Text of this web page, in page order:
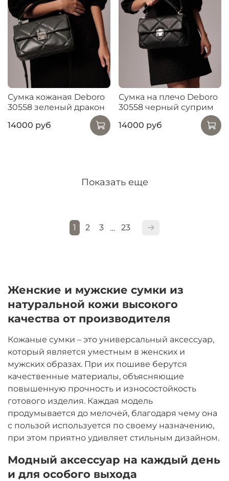
Сумка кожаная Deboro
30558 зеленый дракон
14000 руб
Сумка на плечо Deboro
30558 черный суприм
14000 руб
Показать еще
1 2 3 … 23
Женские и мужские сумки из
натуральной кожи высокого
качества от производителя
Кожаные сумки – это универсальный аксессуар,
который является уместным в женских и
мужских образах. При их пошиве берутся
качественные материалы, объясняющие
повышенную прочность и износостойкость
готового изделия. Каждая модель
продумывается до мелочей, благодаря чему она
с пользой используется по своему назначению,
при этом приятно удивляет стильным дизайном.
Модный аксессуар на каждый день
и для особого выхода